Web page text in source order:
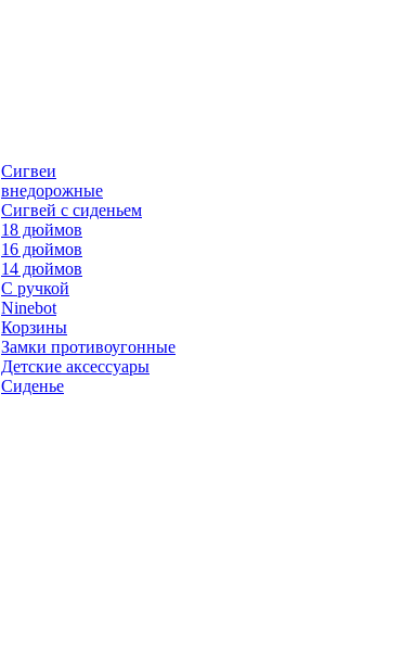
Сигвеи
внедорожные
Сигвей с сиденьем
18 дюймов
16 дюймов
14 дюймов
С ручкой
Ninebot
Корзины
Замки противоугонные
Детские аксессуары
Сиденье